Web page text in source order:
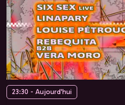
23:30 - Aujourd'hui